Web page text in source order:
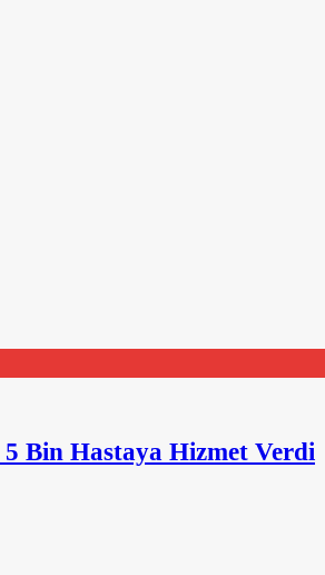
Bin Hastaya Hizmet Verdi